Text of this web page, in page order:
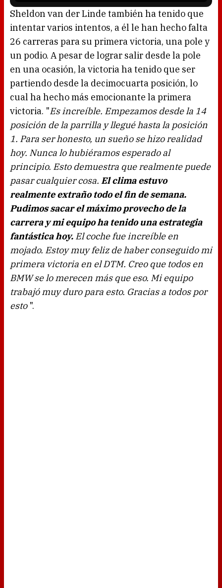
a
n
.
Sheldon van der Linde también ha tenido que
intentar varios intentos, a él le han hecho falta
26 carreras para su primera victoria, una pole y
un podio. A pesar de lograr salir desde la pole
en una ocasión, la victoria ha tenido que ser
partiendo desde la decimocuarta posición, lo
cual ha hecho más emocionante la primera
victoria. "Es increíble. Empezamos desde la 14
posición de la parrilla y llegué hasta la posición
1. Para ser honesto, un sueño se hizo realidad
hoy. Nunca lo hubiéramos esperado al
principio. Esto demuestra que realmente puede
pasar cualquier cosa. El clima estuvo
realmente extraño todo el fin de semana.
Pudimos sacar el máximo provecho de la
carrera y mi equipo ha tenido una estrategia
fantástica hoy. El coche fue increíble en
mojado. Estoy muy feliz de haber conseguido mi
primera victoria en el DTM. Creo que todos en
BMW se lo merecen más que eso. Mi equipo
trabajó muy duro para esto. Gracias a todos por
esto ".